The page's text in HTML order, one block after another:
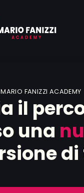
Corsi
Contatti
MARIO FANIZZI ACADEMY
il
una
di